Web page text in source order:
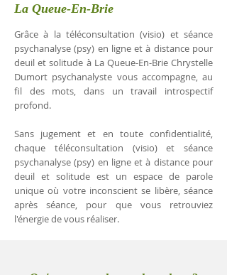
La Queue-En-Brie
Grâce à la téléconsultation (visio) et séance
psychanalyse (psy) en ligne et à distance pour
deuil et solitude à La Queue-En-Brie Chrystelle
Dumort psychanalyste vous accompagne, au
fil des mots, dans un travail introspectif
profond.
Sans jugement et en toute confidentialité,
chaque téléconsultation (visio) et séance
psychanalyse (psy) en ligne et à distance pour
deuil et solitude est un espace de parole
unique où votre inconscient se libère, séance
après séance, pour que vous retrouviez
l'énergie de vous réaliser.